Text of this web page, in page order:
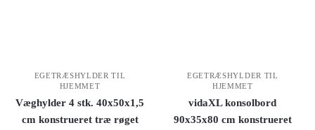
EGETRÆSHYLDER TIL
HJEMMET
Væghylder 4 stk. 40x50x1,5
cm konstrueret træ røget
EGETRÆSHYLDER TIL
HJEMMET
vidaXL konsolbord
90x35x80 cm konstrueret